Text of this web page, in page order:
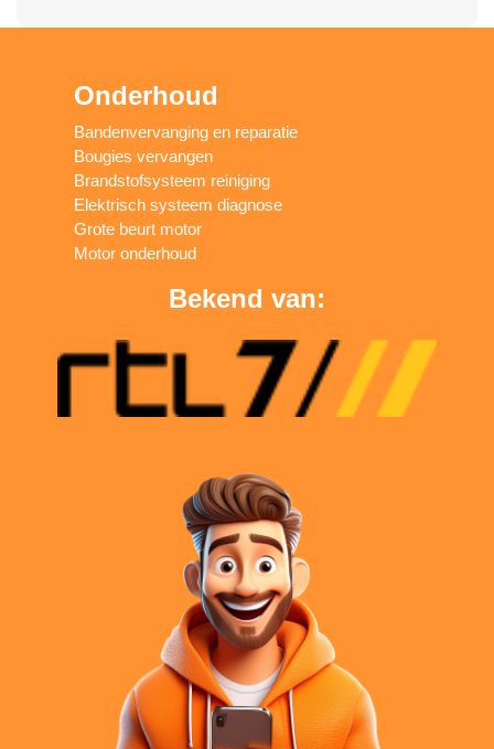
Onderhoud
Bandenvervanging en reparatie
Bougies vervangen
Brandstofsysteem reiniging
Elektrisch systeem diagnose
Grote beurt motor
Motor onderhoud
Bekend van: